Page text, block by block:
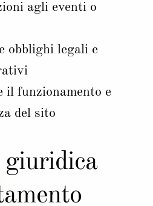
agli eventi o
obblighi legali e
il funzionamento e
del sito
giuridica